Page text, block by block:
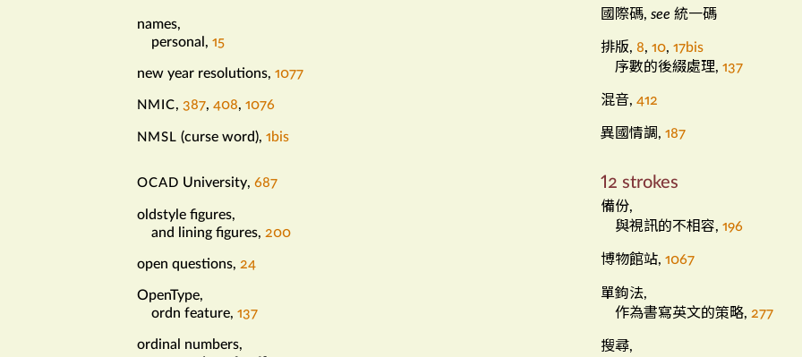
nnames,
personal, 15
new year resolutions, 1077
NMIC, 387, 408, 1076
NMSL (curse word), 1bis
oOCAD University, 687
oldstyle figures,
and lining figures, 200
open questions, 24
OpenType,
ordn feature, 137
ordinal numbers,
國際碼, see 統一碼
排版, 8, 10, 17bis
序數的後綴處理, 137
混音, 412
異國情調, 187
12 strokes
備份,
與視訊的不相容, 196
博物館站, 1067
單鉤法,
作為書寫英文的策略, 277
搜尋,